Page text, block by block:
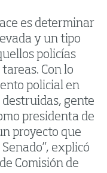
es determinar
y un tipo
policías
Con lo
policial en
destruidas, gente
presidenta de
proyecto que
explicó
Comisión de